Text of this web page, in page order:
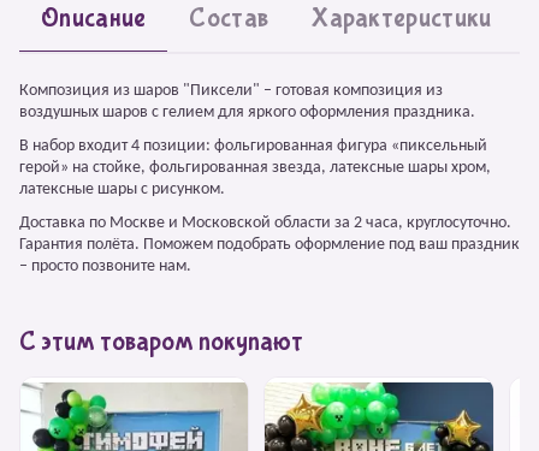
Описание Состав Характеристики
Композиция из шаров "Пиксели" – готовая композиция из
воздушных шаров с гелием для яркого оформления праздника.
В набор входит 4 позиции: фольгированная фигура «пиксельный
герой» на стойке, фольгированная звезда, латексные шары хром,
латексные шары с рисунком.
Доставка по Москве и Московской области за 2 часа, круглосуточно.
Гарантия полёта. Поможем подобрать оформление под ваш праздник
– просто позвоните нам.
С этим товаром покупают